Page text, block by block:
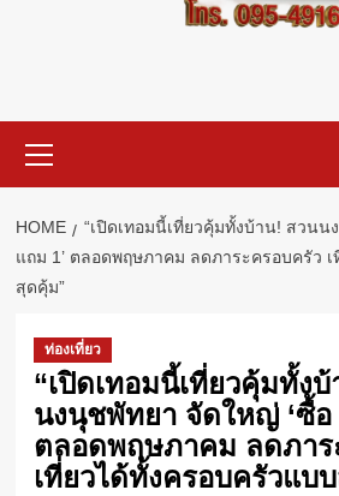
Menu
HOME
“เปิดเทอมนี้เที่ยวคุ้มทั้งบ้าน! สวน
แถม 1’ ตลอดพฤษภาคม ลดภาระครอบครัว
สุดคุ้ม”
ท่องเที่ยว
“เปิดเทอมนี้เที่ยวคุ้มทั้ง
นงนุชพัทยา จัดใหญ่ ‘ซื้อ
ตลอดพฤษภาคม ลดภาร
เที่ยวได้ทั้งครอบครัวแบ